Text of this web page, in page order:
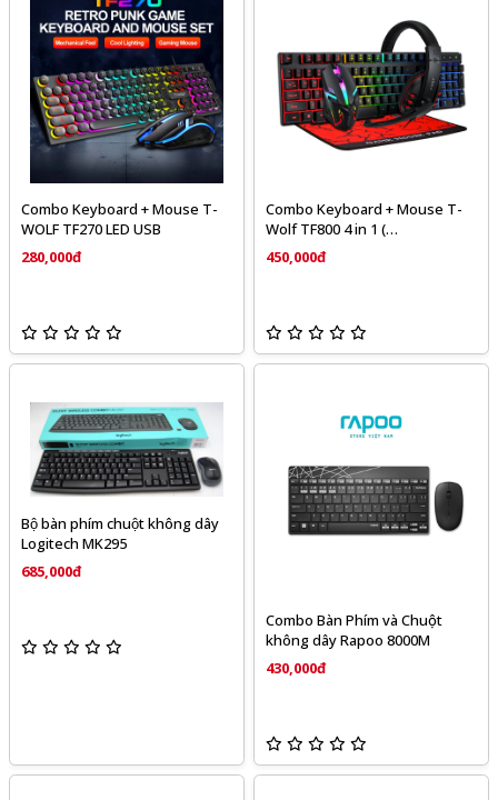
Combo Keyboard + Mouse T-
WOLF TF270 LED USB
280,000đ
Combo Keyboard + Mouse T-
Wolf TF800 4 in 1 (
Key+Mouse+Pad+Head)
450,000đ
Bộ bàn phím chuột không dây
Logitech MK295
685,000đ
Combo Bàn Phím và Chuột
không dây Rapoo 8000M
430,000đ